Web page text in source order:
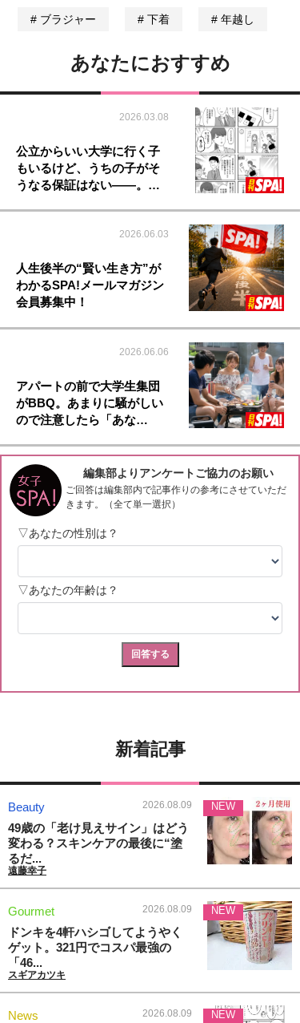
ブラジャー 下着 年越し
あなたにおすすめ
2026.03.08
公立からいい大学に行く子
もいるけど、うちの子がそ
うなる保証はない――。…
2026.06.03
人生後半の“賢い生き方”が
わかるSPA!メールマガジン
会員募集中！
2026.06.06
アパートの前で大学生集団
がBBQ。あまりに騒がしい
ので注意したら「あな…
新着記事
Beauty 2026.08.09
49歳の「老け見えサイン」はどう
変わる？スキンケアの最後に“塗
るだ...
遠藤幸子
NEW
Gourmet 2026.08.09
ドンキを4軒ハシゴしてようやく
ゲット。321円でコスパ最強の
「46...
スギアカツキ
NEW
News 2026.08.09 NEW